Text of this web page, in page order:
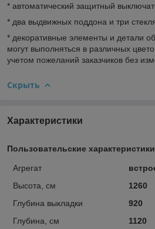
* автоматический защитный
* два выдвижных поддона и три
* декоративные элементы и детали
могут выполняться в различных
учетом пожеланий заказчиков без
Скрыть
Характеристики
Пользовательские характеристики
Агрегат
Высота, см
1260
Глубина выкладки
920
Глубина, см
1120